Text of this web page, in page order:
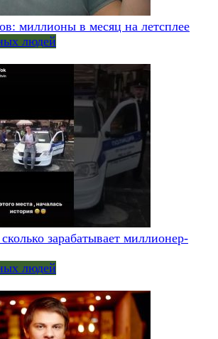
миллионы в месяц на летсплее
людей
зарабатывает миллионер-
людей